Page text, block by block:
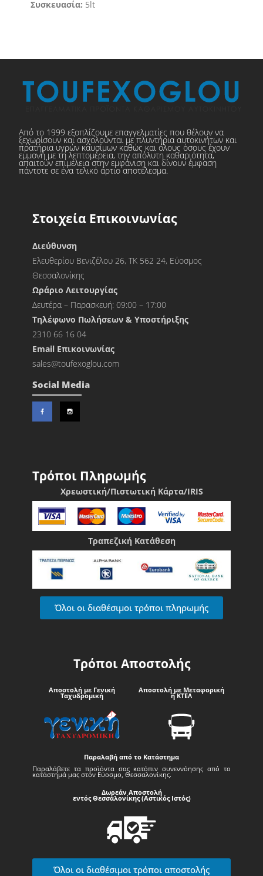
Συσκευασία: 5lt
Από το 1999 εξοπλίζουμε επαγγελματίες που θέλουν να
ξεχωρίσουν και ασχολούνται με πλυντήρια αυτοκινήτων και
πρατήρια υγρών καυσίμων καθώς και όλους όσους έχουν
εμμονή με τη λεπτομέρεια, την απόλυτη καθαριότητα,
απαιτούν επιμέλεια στην εμφάνιση και δίνουν έμφαση
πάντοτε σε ένα τελικό άρτιο αποτέλεσμα.
Στοιχεία Επικοινωνίας
Διεύθυνση
Ελευθερίου Βενιζέλου 26, ΤΚ 562 24, Εύοσμος
Θεσσαλονίκης
Ωράριο Λειτουργίας
Δευτέρα – Παρασκευή: 09:00 – 17:00
Τηλέφωνο Πωλήσεων & Υποστήριξης
2310 66 16 04
Εmail Επικοινωνίας
sales@toufexoglou.com
Social Media
Τρόποι Πληρωμής
Χρεωστική/Πιστωτική Κάρτα/IRIS
Τραπεζική Κατάθεση
Όλοι οι διαθέσιμοι τρόποι πληρωμής
Τρόποι Αποστολής
Αποστολή με Γενική
Ταχυδρομική
Αποστολή με Μεταφορική
ή ΚΤΕΛ
Παραλαβή από το Κατάστημα
Παραλάβετε τα προϊόντα σας κατόπιν συνεννόησης από το
κατάστημά μας στον Εύοσμο, Θεσσαλονίκης.
Δωρεάν Αποστολή
εντός Θεσσαλονίκης (Αστικός Ιστός)
Όλοι οι διαθέσιμοι τρόποι αποστολής